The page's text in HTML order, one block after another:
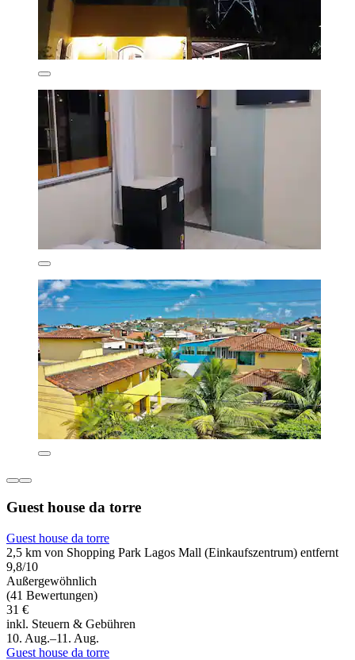
Guest house da torre
Guest house da torre
2,5 km von Shopping Park Lagos Mall (Einkaufszentrum) entfernt
9,8/10
Außergewöhnlich
(41 Bewertungen)
31 €
inkl. Steuern & Gebühren
10. Aug.–11. Aug.
Guest house da torre